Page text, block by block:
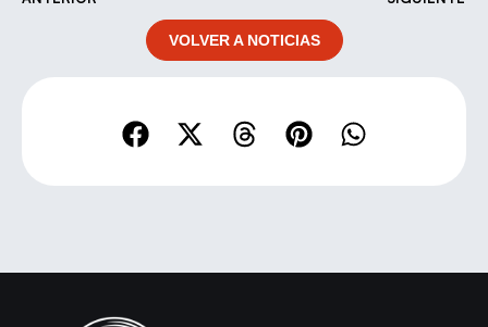
VOLVER A NOTICIAS